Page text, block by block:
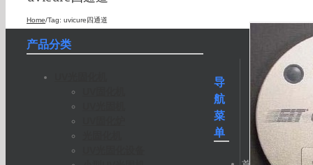
Home/Tag: uvicure四通道
产品分类
导
航
菜
单